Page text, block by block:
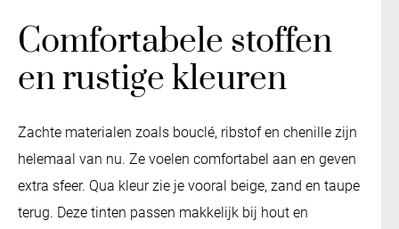
Comfortabele stoffen
en rustige kleuren
Zachte materialen zoals bouclé, ribstof en chenille zijn
helemaal van nu. Ze voelen comfortabel aan en geven
extra sfeer. Qua kleur zie je vooral beige, zand en taupe
terug. Deze tinten passen makkelijk bij hout en